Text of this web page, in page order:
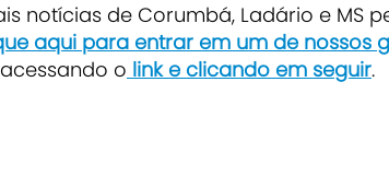
notícias de Corumbá, Ladário e MS
aqui para entrar em um de nossos
acessando o link e clicando em seguir.